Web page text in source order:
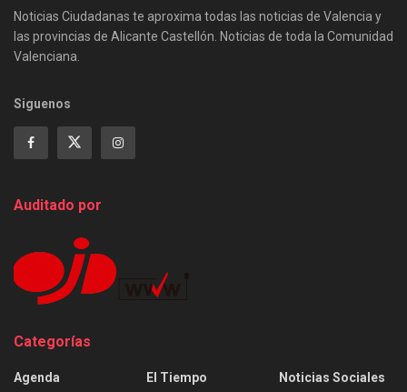
Noticias Ciudadanas te aproxima todas las noticias de Valencia y
las provincias de Alicante Castellón. Noticias de toda la Comunidad
Valenciana.
Siguenos
Auditado por
Categorías
Agenda
El Tiempo
Noticias Sociales